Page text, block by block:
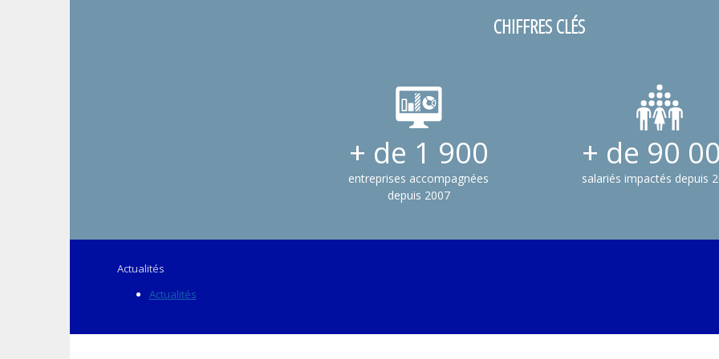
CHIFFRES CLÉS
+ de 1 900
entreprises accompagnées
depuis 2007
+ de 90
salariés impactés depuis
Actualités
Actualités